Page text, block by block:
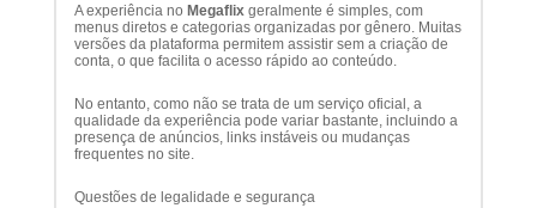
A experiência no Megaflixgeralmente é simples, com
menus diretos e categorias organizadas por gênero. Muitas
versões da plataforma permitem assistir sem a criação de
conta, o que facilita o acesso rápido ao conteúdo.
No entanto, como não se trata de um serviço oficial, a
qualidade da experiência pode variar bastante, incluindo a
presença de anúncios, links instáveis ou mudanças
frequentes no site.
Questões de legalidade e segurança